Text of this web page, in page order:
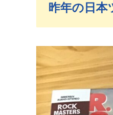
昨年の日本